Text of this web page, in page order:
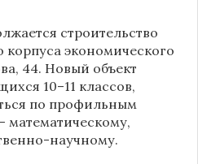
строительство
корпуса экономического
44. Новый объект
10–11 классов,
по профильным
математическому,
научному.